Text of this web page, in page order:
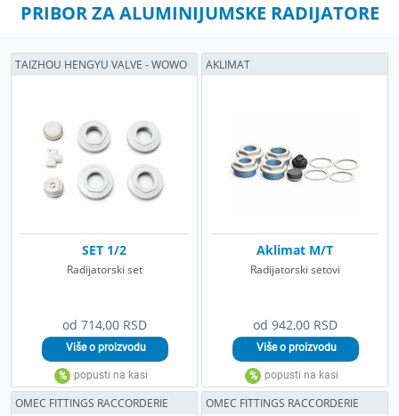
PRIBOR ZA ALUMINIJUMSKE RADIJATORE
od 714,00 RSD
SET 1/2
Radijatorski set
TAIZHOU HENGYU VALVE - WOWO
od 942,00 RSD
Aklimat M/T
Radijatorski setovi
AKLIMAT
OMEC FITTINGS RACCORDERIE OMEC FITTINGS RACCORDERIE